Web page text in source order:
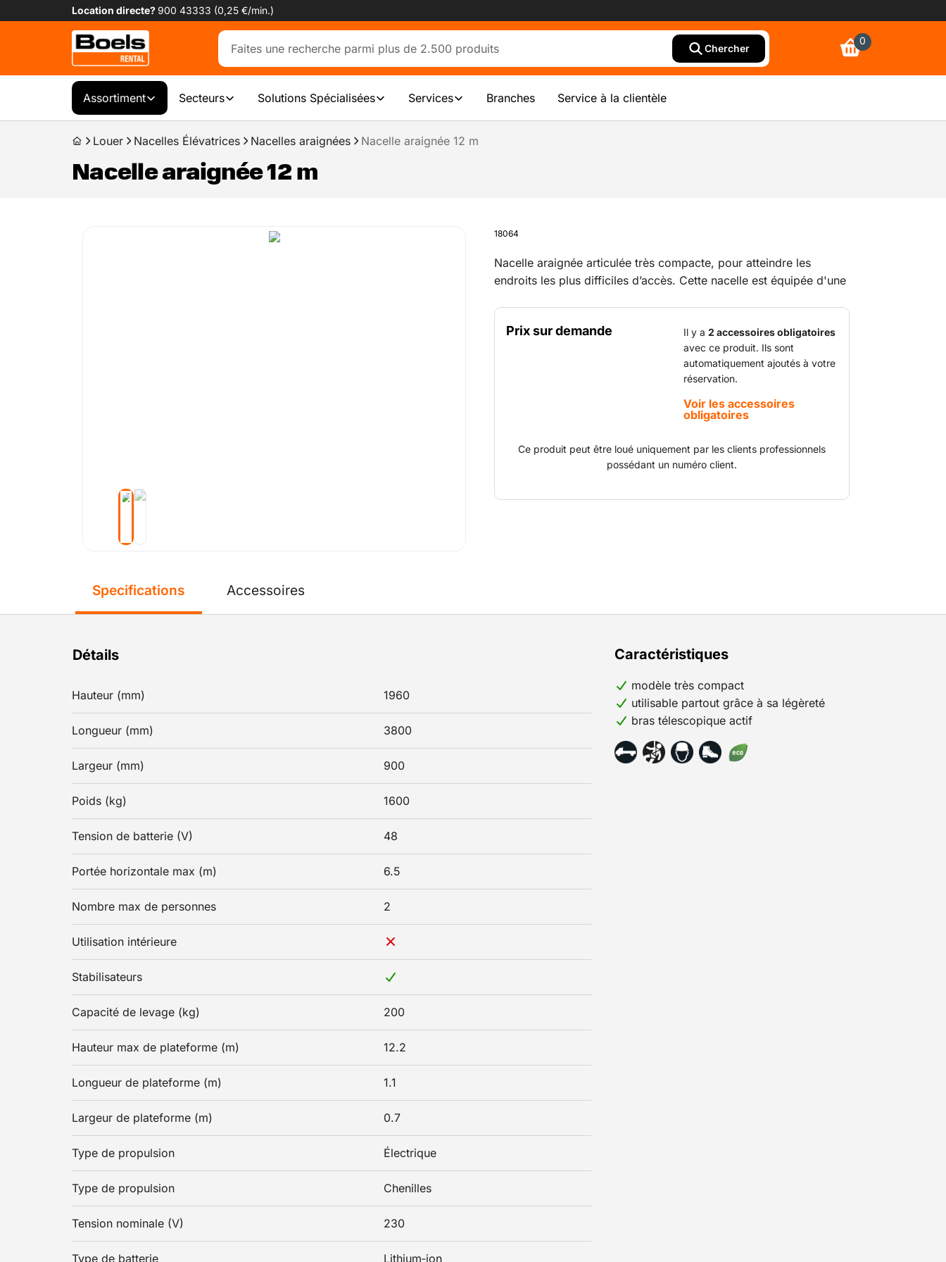
Location directe?900 43333 (0,25 €/min.)
Chercher
0
Assortiment Secteurs Solutions Spécialisées Services Branches Service à la clientèle
Louer Nacelles Élévatrices Nacelles araignées Nacelle araignée 12 m
Nacelle araignée 12 m
18064
Nacelle araignée articulée très compacte, pour atteindre les
endroits les plus difficiles d’accès. Cette nacelle est équipée d'une
nacelle montée sur chenilles peut être utilisée à l’intérieur comme à
l’extérieur. Grâce à sa faible masse, cette machine peut aisément
se transporter sur une remorque en combinaison BE.
Prix sur demande Il y a 2 accessoires obligatoires
avec ce produit. Ils sont
automatiquement ajoutés à votre
réservation.
Voir les accessoires
obligatoires
Ce produit peut être loué uniquement par les clients professionnels
possédant un numéro client.
Specifications
Détails
Hauteur (mm) 1960
Longueur (mm) 3800
Largeur (mm) 900
Poids (kg) 1600
Tension de batterie (V) 48
Portée horizontale max (m) 6.5
Nombre max de personnes 2
Utilisation intérieure
Stabilisateurs
Capacité de levage (kg) 200
Hauteur max de plateforme (m) 12.2
Longueur de plateforme (m) 1.1
Largeur de plateforme (m) 0.7
Type de propulsion Électrique
Type de propulsion Chenilles
Tension nominale (V) 230
Type de batterie Lithium‑ion
Caractéristiques
modèle très compact
utilisable partout grâce à sa légèreté
bras télescopique actif
Accessoires